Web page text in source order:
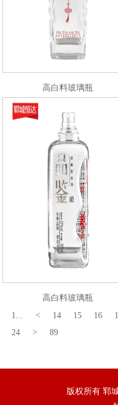
高白料玻璃瓶
高白料玻璃瓶
1...
< 14 15 16
24
> 89
版权所有 郓